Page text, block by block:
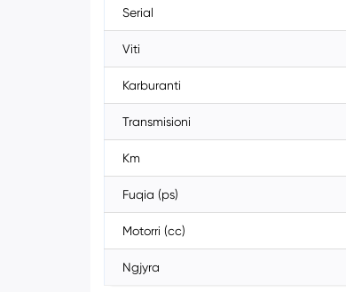
Serial
Viti
Karburanti
Transmisioni
Km
Fuqia (ps)
Motorri (cc)
Ngjyra